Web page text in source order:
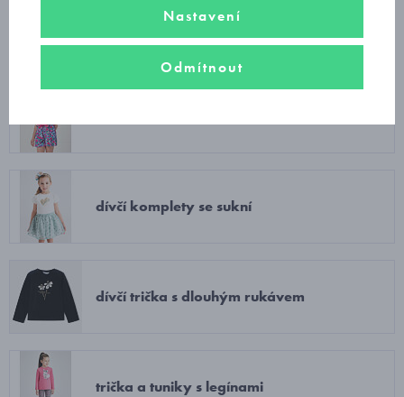
dívčí trička s krátkým rukávem
dívčí komplety se sukní
dívčí trička s dlouhým rukávem
trička a tuniky s legínami
Nastavení
Odmítnout